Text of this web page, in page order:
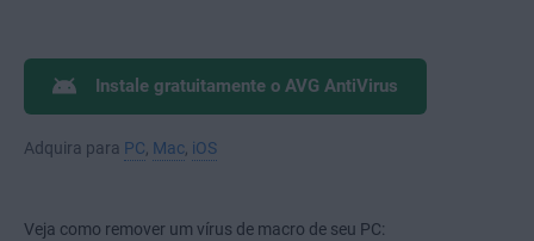
Instale gratuitamente o AVG AntiVirus
Adquira para PC, Mac, iOS
Veja como remover um vírus de macro de seu PC: